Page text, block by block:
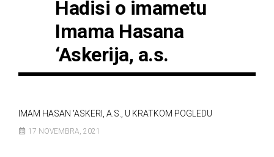
Hadisi o imametu
Imama Hasana
‘Askerija, a.s.
IMAM HASAN 'ASKERI, A.S., U KRATKOM POGLEDU
17 NOVEMBRA, 2021